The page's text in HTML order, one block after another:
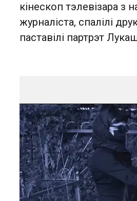
кінескоп тэлевізара з
журналіста, спалілі
паставілі партрэт